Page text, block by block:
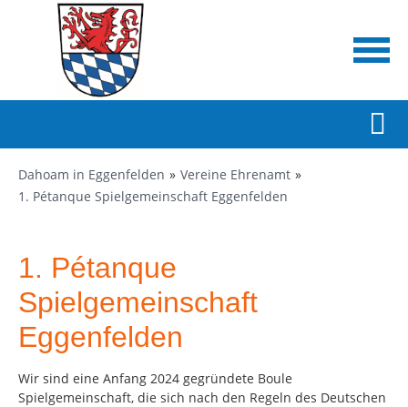
Dahoam in Eggenfelden
Vereine Ehrenamt
1. Pétanque Spielgemeinschaft Eggenfelden
1. Pétanque
Spielgemeinschaft
Eggenfelden
Wir sind eine Anfang 2024 gegründete Boule
Spielgemeinschaft, die sich nach den Regeln des Deutschen